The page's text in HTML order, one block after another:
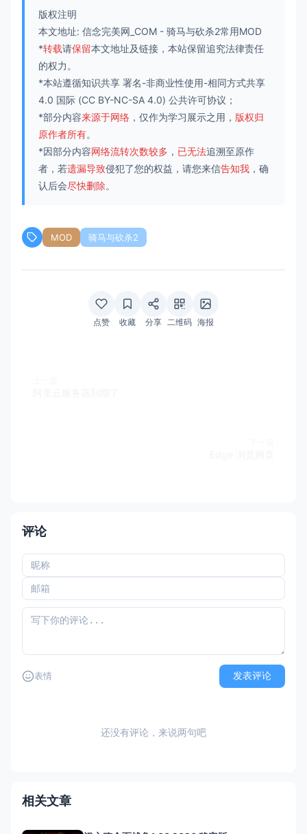
版权注明
本文地址: 信念完美网_COM - 骑马与砍杀2常用MOD
*转载请保留本文地址及链接，本站保留追究法律责任
的权力。
*本站遵循知识共享 署名-非商业性使用-相同方式共享
4.0 国际 (CC BY-NC-SA 4.0) 公共许可协议；
*部分内容来源于网络 ，仅作为学习展示之用， 版权归
原作者所有。
*因部分内容网络流转次数较多 ， 已无法追溯至原作
者，若遗漏导致侵犯了您的权益，请您来信告知我 ，确
认后会尽快删除。
MOD 骑马与砍杀2
点赞 收藏 分享 二维码 海报
评论
表情 发表评论
还没有评论，来说两句吧
相关文章